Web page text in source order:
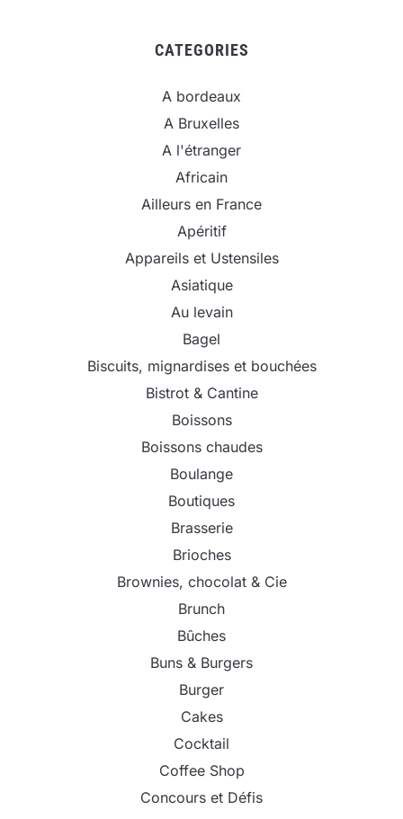
CATEGORIES
A bordeaux
A Bruxelles
A l'étranger
Africain
Ailleurs en France
Apéritif
Appareils et Ustensiles
Asiatique
Au levain
Bagel
Biscuits, mignardises et bouchées
Bistrot & Cantine
Boissons
Boissons chaudes
Boulange
Boutiques
Brasserie
Brioches
Brownies, chocolat & Cie
Brunch
Bûches
Buns & Burgers
Burger
Cakes
Cocktail
Coffee Shop
Concours et Défis